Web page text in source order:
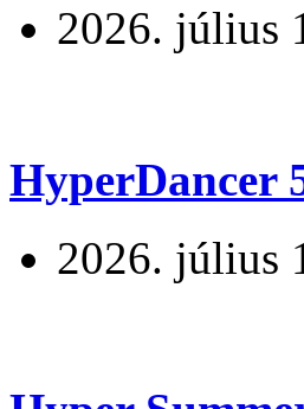
2026. július
HyperDancer
2026. július